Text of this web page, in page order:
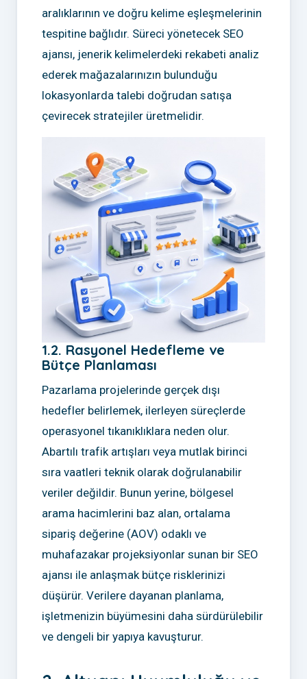
aralıklarının ve doğru kelime eşleşmelerinin
tespitine bağlıdır. Süreci yönetecek SEO
ajansı, jenerik kelimelerdeki rekabeti analiz
ederek mağazalarınızın bulunduğu
lokasyonlarda talebi doğrudan satışa
çevirecek stratejiler üretmelidir.
1.2. Rasyonel Hedefleme ve
Bütçe Planlaması
Pazarlama projelerinde gerçek dışı
hedefler belirlemek, ilerleyen süreçlerde
operasyonel tıkanıklıklara neden olur.
Abartılı trafik artışları veya mutlak birinci
sıra vaatleri teknik olarak doğrulanabilir
veriler değildir. Bunun yerine, bölgesel
arama hacimlerini baz alan, ortalama
sipariş değerine (AOV) odaklı ve
muhafazakar projeksiyonlar sunan bir SEO
ajansı ile anlaşmak bütçe risklerinizi
düşürür. Verilere dayanan planlama,
işletmenizin büyümesini daha sürdürülebilir
ve dengeli bir yapıya kavuşturur.